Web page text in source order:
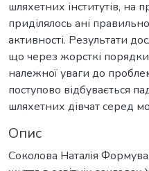
шляхетних інститутів, на
приділялось ані
активності. Результати
що через жорсткі порядки
належної уваги до
поступово відбувається
шляхетних дівчат серед
Опис
Соколова Наталія